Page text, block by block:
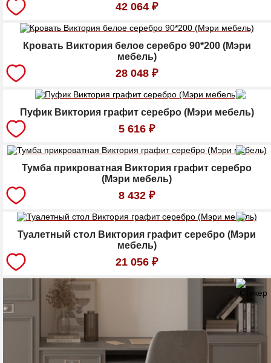
42 064 ₽
Кровать Виктория белое серебро 90*200 (Мэри
мебель)
28 048 ₽
Пуфик Виктория графит серебро (Мэри мебель)
5 616 ₽
Тумба прикроватная Виктория графит серебро
(Мэри мебель)
8 432 ₽
Туалетный стол Виктория графит серебро (Мэри
мебель)
21 056 ₽